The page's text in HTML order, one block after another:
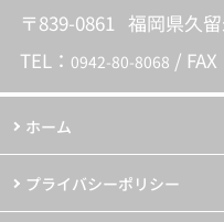
〒839-0861 福岡県久
TEL： 0942-80-8068 / FAX
ホーム
プライバシーポリシー